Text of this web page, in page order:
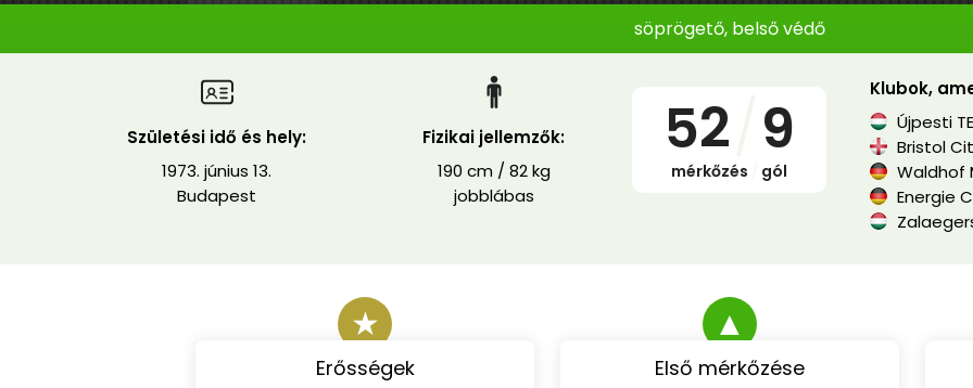
söprögető, belső védő
Születési idő és hely:
1973. június 13.
Budapest
Fizikai jellemzők:
190 cm / 82 kg
jobblábas
52 9
mérkőzés gól
Klubok,
Újpesti TE
Bristol
Waldhof
Energie
★
Erősségek
▲
Első mérkőzése